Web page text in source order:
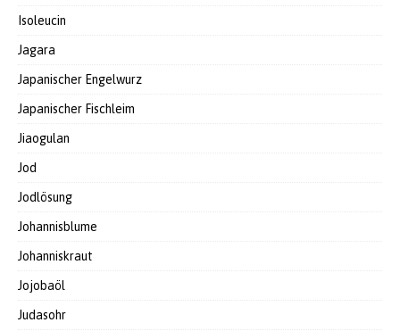
Isoleucin
Jagara
Japanischer Engelwurz
Japanischer Fischleim
Jiaogulan
Jod
Jodlösung
Johannisblume
Johanniskraut
Jojobaöl
Judasohr